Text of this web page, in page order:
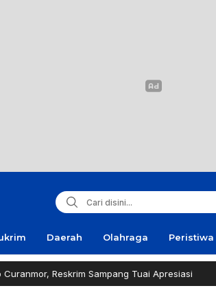
Daerah Olahraga Peristiwa
Sampang Tuai Apresiasi